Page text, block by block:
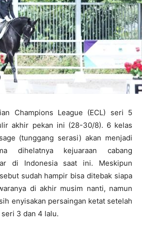
Champions League (ECL) seri 5
akhir pekan ini (28-30/8). 6 kelas
(tunggang serasi) akan menjadi
dihelatnya kejuaraan cabang
di Indonesia saat ini. Meskipun
sudah hampir bisa ditebak siapa
di akhir musim nanti, namun
enyisakan persaingan ketat setelah
3 dan 4 lalu.